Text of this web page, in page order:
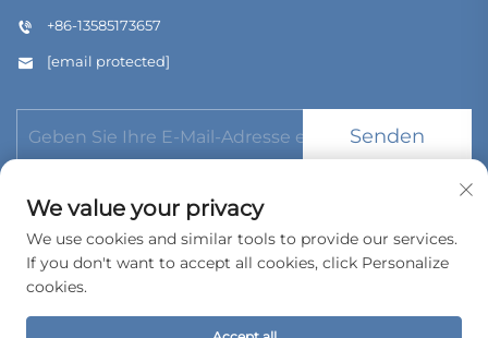
+86-13585173657
[email protected]
Senden
Urheberrecht © 2026 Bomeda International Trading (Suzhou)
Datenschutzrichtlinie
We value your privacy
We use cookies and similar tools to provide our services.
If you don't want to accept all cookies, click Personalize
cookies.